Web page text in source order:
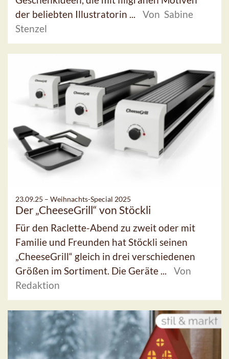
der beliebten Illustratorin ...
Von Sabine
Stenzel
23.09.25 – Weihnachts-Special 2025
Der „CheeseGrill“ von Stöckli
Für den Raclette-Abend zu zweit oder mit
Familie und Freunden hat Stöckli seinen
„CheeseGrill“ gleich in drei verschiedenen
Größen im Sortiment. Die Geräte ...
Von
Redaktion